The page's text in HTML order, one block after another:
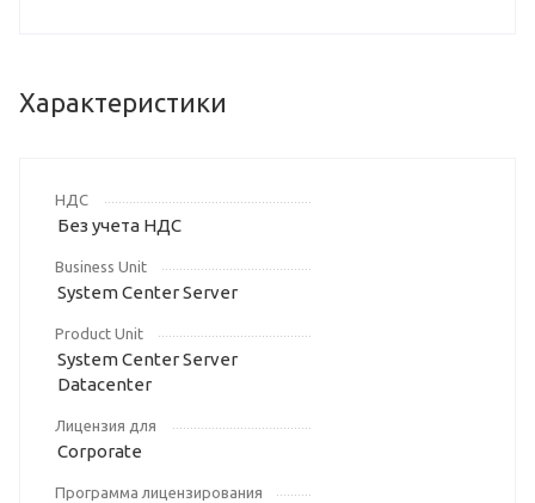
Характеристики
НДС
Без учета НДС
Business Unit
System Center Server
Product Unit
System Center Server
Datacenter
Лицензия для
Corporate
Программа лицензирования